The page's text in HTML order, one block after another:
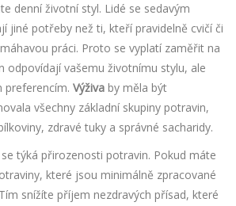
denní životní styl. Lidé se sedavým
jiné potřeby než ti, kteří pravidelně cvičí či
práci. Proto se vyplatí zaměřit na
odpovídají vašemu životnímu stylu, ale
preferencím. Výživa by měla být
všechny základní skupiny potravin,
zdravé tuky a správné sacharidy.
týká přirozenosti potravin. Pokud máte
které jsou minimálně zpracované
snížíte příjem nezdravých přísad, které